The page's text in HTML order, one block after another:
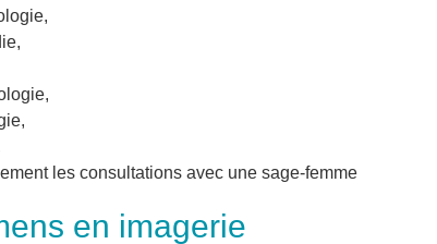
les consultations avec une sage-femme
en imagerie